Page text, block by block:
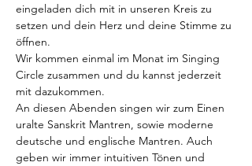
eingeladen dich mit in unseren Kreis zu
setzen und dein Herz und deine Stimme zu
öffnen.
Wir kommen einmal im Monat im Singing
Circle zusammen und du kannst jederzeit
mit dazukommen.
An diesen Abenden singen wir zum Einen
uralte Sanskrit Mantren, sowie moderne
deutsche und englische Mantren. Auch
geben wir immer intuitiven Tönen und